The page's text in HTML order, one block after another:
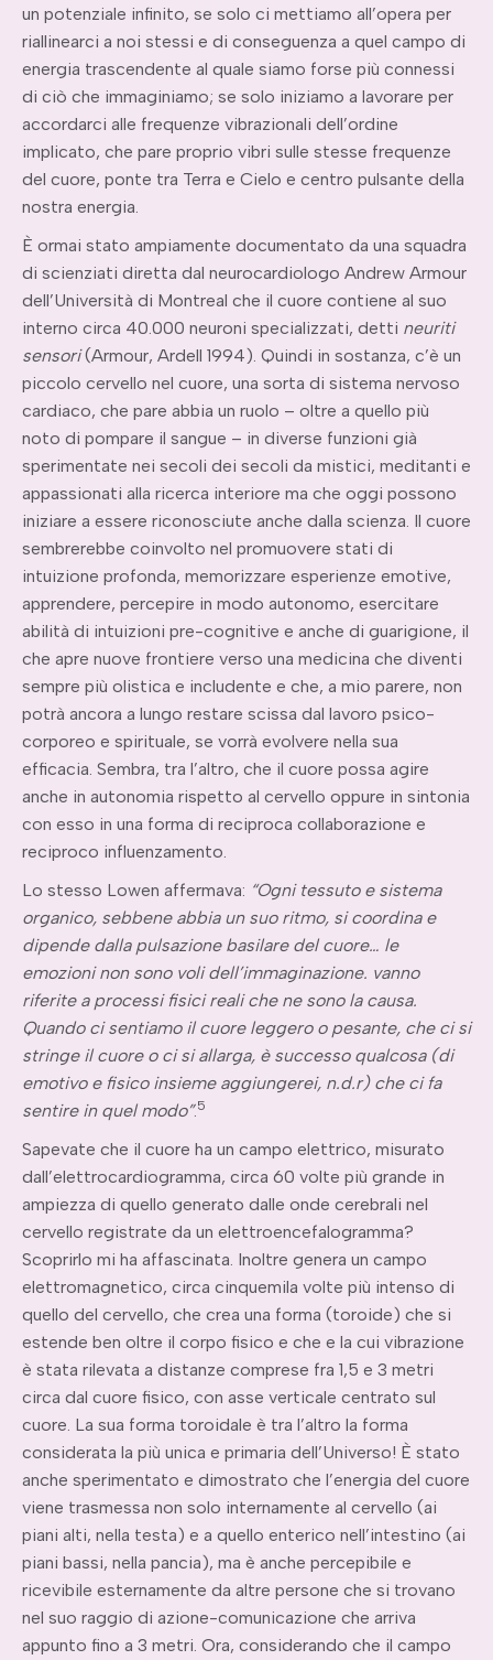
un potenziale infinito, se solo ci mettiamo all’opera per
riallinearci a noi stessi e di conseguenza a quel campo di
energia trascendente al quale siamo forse più connessi
di ciò che immaginiamo; se solo iniziamo a lavorare per
accordarci alle frequenze vibrazionali dell’ordine
implicato, che pare proprio vibri sulle stesse frequenze
del cuore, ponte tra Terra e Cielo e centro pulsante della
nostra energia.
È ormai stato ampiamente documentato da una squadra
di scienziati diretta dal neurocardiologo Andrew Armour
dell’Università di Montreal che il cuore contiene al suo
interno circa 40.000 neuroni specializzati, detti neuriti
sensori(Armour, Ardell 1994). Quindi in sostanza, c’è un
piccolo cervello nel cuore, una sorta di sistema nervoso
cardiaco, che pare abbia un ruolo – oltre a quello più
noto di pompare il sangue – in diverse funzioni già
sperimentate nei secoli dei secoli da mistici, meditanti e
appassionati alla ricerca interiore ma che oggi possono
iniziare a essere riconosciute anche dalla scienza. Il cuore
sembrerebbe coinvolto nel promuovere stati di
intuizione profonda, memorizzare esperienze emotive,
apprendere, percepire in modo autonomo, esercitare
abilità di intuizioni pre-cognitive e anche di guarigione, il
che apre nuove frontiere verso una medicina che diventi
sempre più olistica e includente e che, a mio parere, non
potrà ancora a lungo restare scissa dal lavoro psico-
corporeo e spirituale, se vorrà evolvere nella sua
efficacia. Sembra, tra l’altro, che il cuore possa agire
anche in autonomia rispetto al cervello oppure in sintonia
con esso in una forma di reciproca collaborazione e
reciproco influenzamento.
Lo stesso Lowen affermava: “Ogni tessuto e sistema
organico, sebbene abbia un suo ritmo, si coordina e
dipende dalla pulsazione basilare del cuore… le
emozioni non sono voli dell’immaginazione. vanno
riferite a processi fisici reali che ne sono la causa.
Quando ci sentiamo il cuore leggero o pesante, che ci si
stringe il cuore o ci si allarga, è successo qualcosa (di
emotivo e fisico insieme aggiungerei, n.d.r) che ci fa
sentire in quel modo”.5
Sapevate che il cuore ha un campo elettrico, misurato
dall’elettrocardiogramma, circa 60 volte più grande in
ampiezza di quello generato dalle onde cerebrali nel
cervello registrate da un elettroencefalogramma?
Scoprirlo mi ha affascinata. Inoltre genera un campo
elettromagnetico, circa cinquemila volte più intenso di
quello del cervello, che crea una forma (toroide) che si
estende ben oltre il corpo fisico e che e la cui vibrazione
è stata rilevata a distanze comprese fra 1,5 e 3 metri
circa dal cuore fisico, con asse verticale centrato sul
cuore. La sua forma toroidale è tra l’altro la forma
considerata la più unica e primaria dell’Universo! È stato
anche sperimentato e dimostrato che l’energia del cuore
viene trasmessa non solo internamente al cervello (ai
piani alti, nella testa) e a quello enterico nell’intestino (ai
piani bassi, nella pancia), ma è anche percepibile e
ricevibile esternamente da altre persone che si trovano
nel suo raggio di azione-comunicazione che arriva
appunto fino a 3 metri. Ora, considerando che il campo